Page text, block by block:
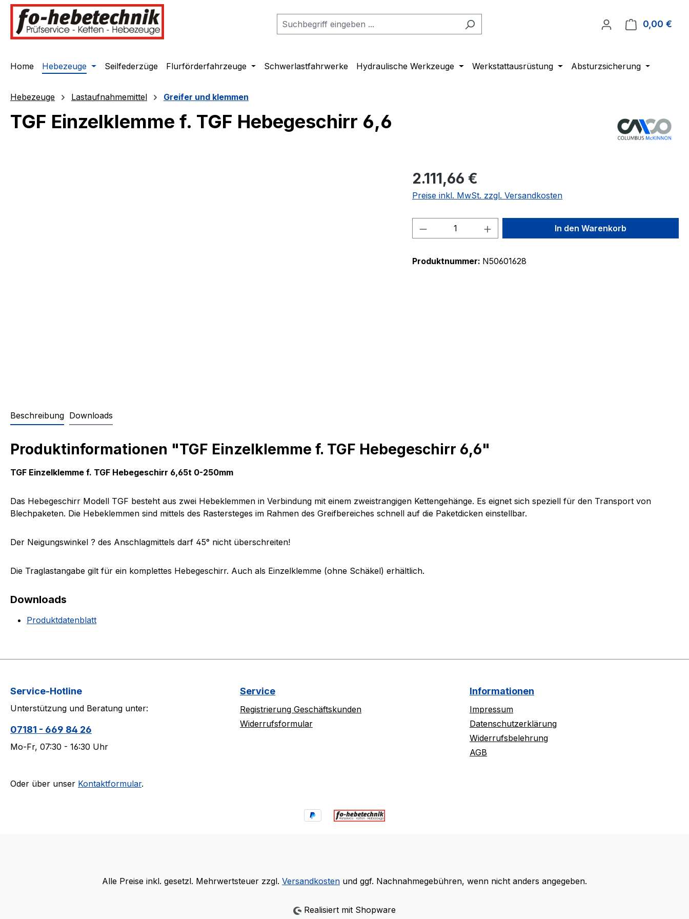
Zur Hauptnavigation springen
0,00 €
Home Hebezeuge Seilfederzüge Flurförderfahrzeuge Schwerlastfahrwerke Hydraulische Werkzeuge Werkstattausrüstung Absturzsicherung
Hebezeuge Lastaufnahmemittel Greifer und klemmen
TGF Einzelklemme f. TGF Hebegeschirr 6,6
2.111,66 €
Preise inkl. MwSt. zzgl. Versandkosten
Produkt Anzahl: Gib den gewünschten Wert
In den Warenkorb
Produktnummer: N50601628
Beschreibung Downloads
Produktinformationen "TGF Einzelklemme f. TGF Hebegeschirr 6,6"
TGF Einzelklemme f. TGF Hebegeschirr 6,65t 0-250mm
Das Hebegeschirr Modell TGF besteht aus zwei Hebeklemmen in Verbindung mit einem zweistrangigen Kettengehänge. Es eignet sich speziell für den Transport von
Blechpaketen. Die Hebeklemmen sind mittels des Rastersteges im Rahmen des Greifbereiches schnell auf die Paketdicken einstellbar.
Der Neigungswinkel ? des Anschlagmittels darf 45° nicht überschreiten!
Die Traglastangabe gilt für ein komplettes Hebegeschirr. Auch als Einzelklemme (ohne Schäkel) erhältlich.
Downloads
Produktdatenblatt
Service-Hotline
Unterstützung und Beratung unter:
07181 - 669 84 26
Mo-Fr, 07:30 - 16:30 Uhr
Oder über unser Kontaktformular.
Service
Registrierung Geschäftskunden
Widerrufsformular
Informationen
Impressum
Datenschutzerklärung
Widerrufsbelehrung
AGB
Alle Preise inkl. gesetzl. Mehrwertsteuer zzgl. Versandkosten und ggf. Nachnahmegebühren, wenn nicht anders angegeben.
Realisiert mit Shopware